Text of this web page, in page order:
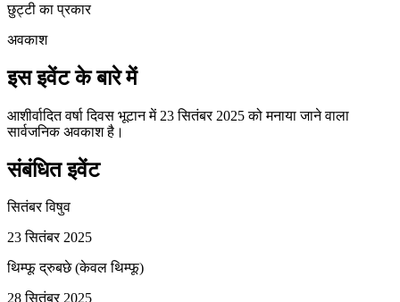
छुट्टी का प्रकार
अवकाश
इस इवेंट के बारे में
आशीर्वादित वर्षा दिवस भूटान में 23 सितंबर 2025 को मनाया जाने वाला
सार्वजनिक अवकाश है।
संबंधित इवेंट
सितंबर विषुव
23 सितंबर 2025
थिम्फू द्रुबछे (केवल थिम्फू)
28 सितंबर 2025